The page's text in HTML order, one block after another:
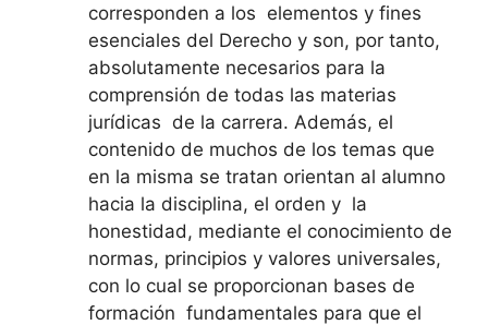
corresponden a los elementos y fines
esenciales del Derecho y son, por tanto,
absolutamente necesarios para la
comprensión de todas las materias
jurídicas de la carrera. Además, el
contenido de muchos de los temas que
en la misma se tratan orientan al alumno
hacia la disciplina, el orden y la
honestidad, mediante el conocimiento de
normas, principios y valores universales,
con lo cual se proporcionan bases de
formación fundamentales para que el